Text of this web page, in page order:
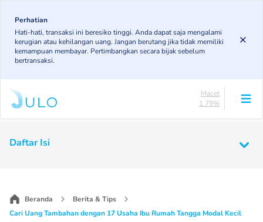
main
content
Perhatian
Hati-hati, transaksi ini beresiko tinggi. Anda dapat saja mengalami
kerugian atau kehilangan uang. Jangan berutang jika tidak memiliki
kemampuan membayar. Pertimbangkan secara bijak sebelum
bertransaksi.
Main
3.43%
KL
4.85%
Macet
1.79%
Macet
Daftar Isi
Beranda
Berita & Tips
Cari Uang Tambahan dengan 17 Usaha Ibu Rumah Tangga Modal Kecil